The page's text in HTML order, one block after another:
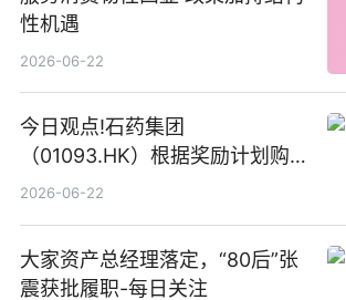
性机遇
2026-06-22
今日观点!石药集团
（01093.HK）根据奖励计划购
回580万股
2026-06-22
大家资产总经理落定，“80后”张
震获批履职-每日关注